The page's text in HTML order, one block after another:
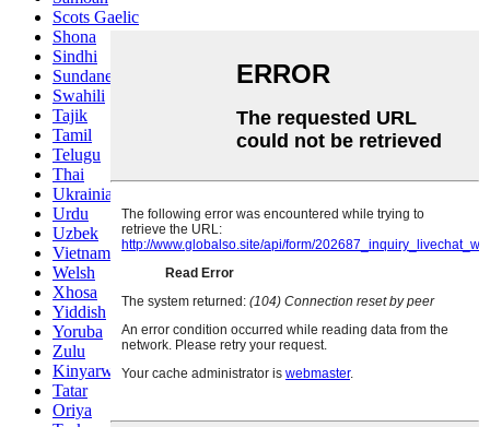
Scots Gaelic
Shona
Sindhi
Sundanese
Swahili
Tajik
Tamil
Telugu
Thai
Ukrainian
Urdu
Uzbek
Vietnamese
Welsh
Xhosa
Yiddish
Yoruba
Zulu
Kinyarwanda
Tatar
Oriya